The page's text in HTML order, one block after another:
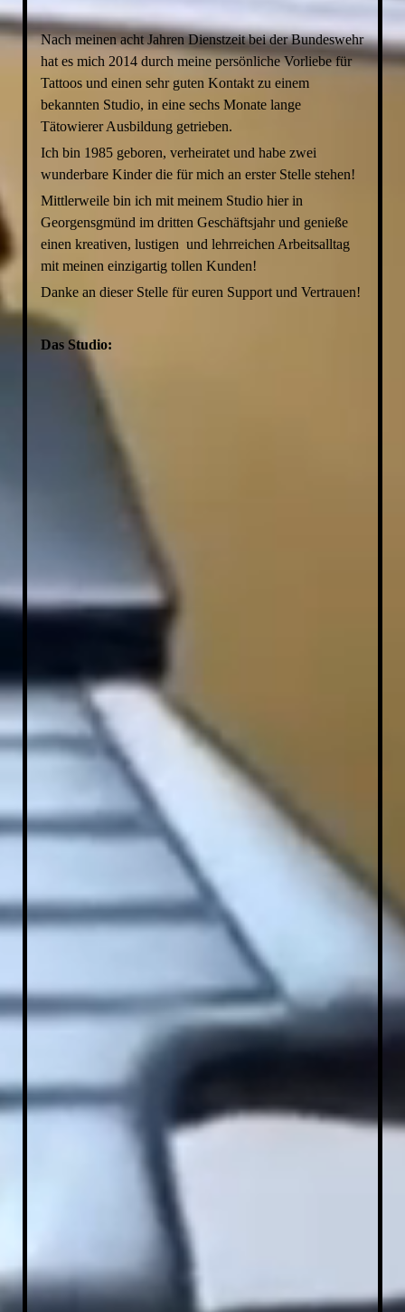
WhatsApp Image 2021-11-23 at 12.11.31 (1)
Nach meinen acht Jahren Dienstzeit bei der Bundeswehr
hat es mich 2014 durch meine persönliche Vorliebe für
Tattoos und einen sehr guten Kontakt zu einem
bekannten Studio, in eine sechs Monate lange
Tätowierer Ausbildung getrieben.
Ich bin 1985 geboren, verheiratet und habe zwei
wunderbare Kinderdie für mich an erster Stelle stehen!
Mittlerweile bin ich mit meinem Studio hier in
Georgensgmünd im dritten Geschäftsjahr und genieße
einen kreativen, lustigen und lehrreichen Arbeitsalltag
mit meinen einzigartig tollen Kunden!
Danke an dieser Stelle für euren Support und Vertrauen!
Das Studio:
IMG_20200624_095232